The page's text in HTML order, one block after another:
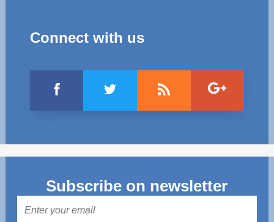
Connect with us
Subscribe on newsletter